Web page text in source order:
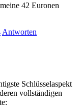
42 Euronen
Antworten
Schlüsselaspekt
vollständigen